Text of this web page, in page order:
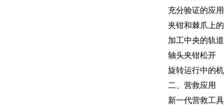
充分验证的应
夹钳和棘爪上
加工中央的轨
轴头夹钳松开
旋转运行中的
二、营救应用
新一代营救工具